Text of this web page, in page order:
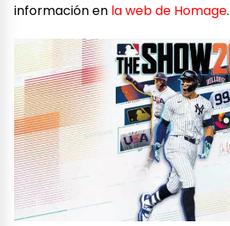
información en la web de Homage.